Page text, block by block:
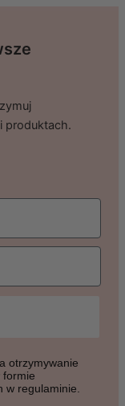
produktach.
otrzymywanie
otrzymywanie
formie
w regulaminie.